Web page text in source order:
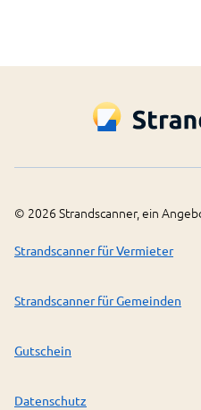
© 2026 Strandscanner, ein
Strandscanner für Vermieter
Strandscanner für Gemeinden
Gutschein
Datenschutz